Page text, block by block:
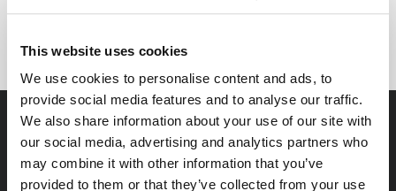
This website uses cookies
We use cookies to personalise content and ads, to
provide social media features and to analyse our traffic.
We also share information about your use of our site with
our social media, advertising and analytics partners who
may combine it with other information that you’ve
provided to them or that they’ve collected from your use